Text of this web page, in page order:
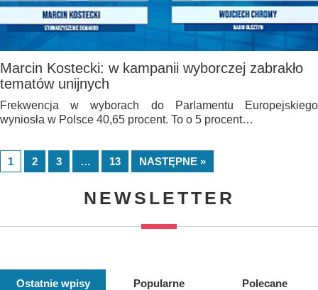
Marcin Kostecki: w kampanii wyborczej zabrakło
tematów unijnych
Frekwencja w wyborach do Parlamentu Europejskiego
wyniosła w Polsce 40,65 procent. To o 5 procent…
1 2 3 … 13 NASTĘPNE »
NEWSLETTER
Ostatnie wpisy Popularne Polecane